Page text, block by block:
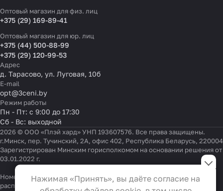
Оптовый магазин для физ. лиц
+375 (29) 169-89-41
Оптовый магазин для юр. лиц
+375 (44) 500-88-99
+375 (29) 120-99-53
Адрес
д. Тарасово, ул. Луговая, 10б
E-mail
opt@3ceni.by
Режим работы
Пн - Пт: с 9:00 до 17:30
Сб - Вс: выходной
2026 © ООО «Плэй хард» УНП 193607576. Все права защищены.
г.Минск, пер. Тучинский, 2А, офис 402, Республика Беларусь, 220004
Зарегистрирован Минским горисполкомом на основании решения от
03.01.2022 г.
Номер телефона работников местных исполнительных и
распорядительных органов по месту государственной
Настройки файлов cookie
Функциональные
Эти файлы необходимы для
Нажимая «Принять», вы даёте согласие на